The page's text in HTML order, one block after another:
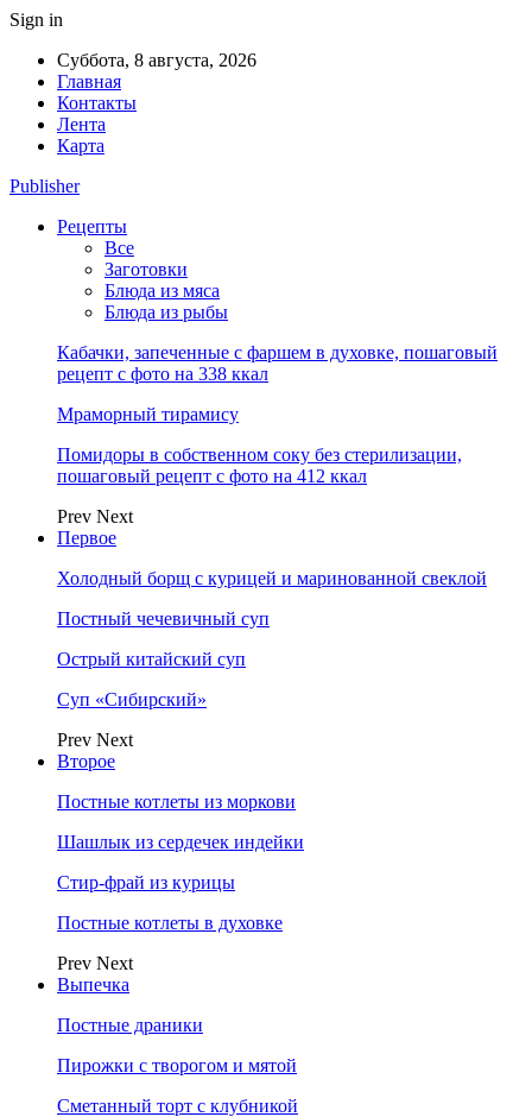
Sign in
Суббота, 8 августа, 2026
Главная
Контакты
Лента
Карта
Publisher
Рецепты
Все
Заготовки
Блюда из мяса
Блюда из рыбы
Кабачки, запеченные с фаршем в духовке, пошаговый
рецепт с фото на 338 ккал
Мраморный тирамису
Помидоры в собственном соку без стерилизации,
пошаговый рецепт с фото на 412 ккал
Prev Next
Первое
Холодный борщ с курицей и маринованной свеклой
Постный чечевичный суп
Острый китайский суп
Суп «Сибирский»
Prev Next
Второе
Постные котлеты из моркови
Шашлык из сердечек индейки
Стир-фрай из курицы
Постные котлеты в духовке
Prev Next
Выпечка
Постные драники
Пирожки с творогом и мятой
Сметанный торт с клубникой